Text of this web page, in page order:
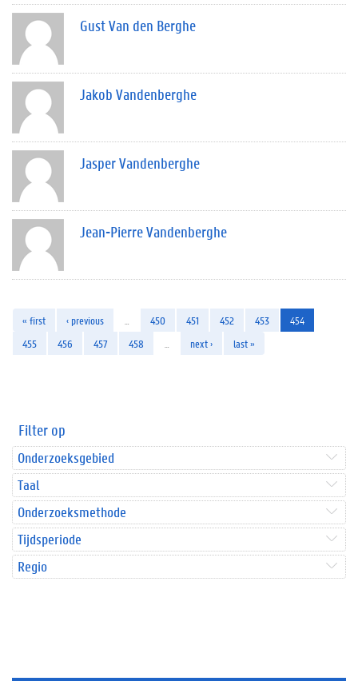
Gust Van den Berghe
Jakob Vandenberghe
Jasper Vandenberghe
Jean-Pierre Vandenberghe
« first ‹ previous 450 451 452 453
454
455
456 457 458 next › last »
Filter op
Onderzoeksgebied
Taal
Onderzoeksmethode
Tijdsperiode
Regio